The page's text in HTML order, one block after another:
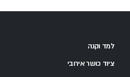
למד וקנה
ציוד כושר אירובי